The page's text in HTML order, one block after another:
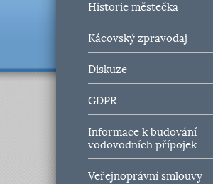
Historie městečka
Kácovský zpravodaj
Diskuze
GDPR
Informace k budování
vodovodních přípojek
Veřejnoprávní smlouvy